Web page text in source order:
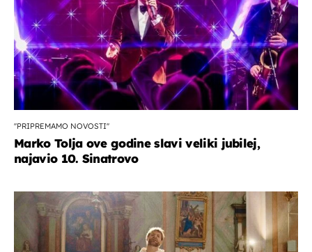
''PRIPREMAMO NOVOSTI''
Marko Tolja ove godine slavi veliki jubilej,
najavio 10. Sinatrovo